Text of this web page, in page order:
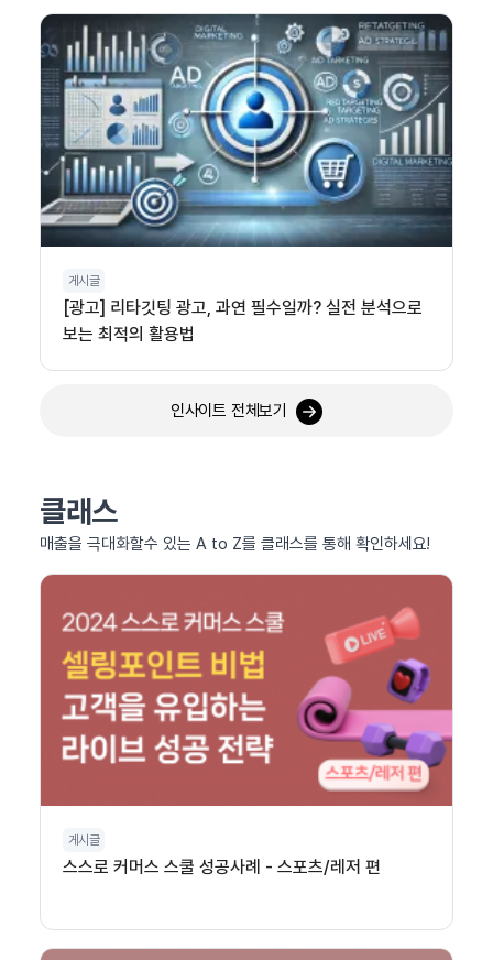
게시글
[광고] 리타깃팅 광고, 과연 필수일까? 실전 분석으로
보는 최적의 활용법
인사이트 전체보기
클래스
매출을 극대화할수 있는 A to Z를 클래스를 통해 확인하세요!
게시글
스스로 커머스 스쿨 성공사례 - 스포츠/레저 편